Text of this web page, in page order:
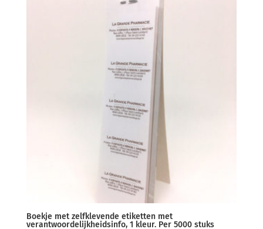
Boekje met zelfklevende etiketten met
verantwoordelijkheidsinfo, 1 kleur. Per 5000 stuks